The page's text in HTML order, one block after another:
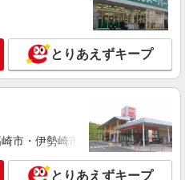
い者支援員さん募集★送迎・軽
月給240,000〜400,000円 ・基本
220,000円 ・資格手当：10,000〜
手当：10,000〜70,000円 ・処遇改
〜60,000円（勤続年数、保有資格
固定残業手当：20,000円（10時
時間を超過する場合には超過勤務
支給 ・夜勤手当：10,000円/1回
下記資格をお持ちの方
護基礎研修 ・初任者研修 ・実務
祉士 など
市
とりあえずキープ
市・伊勢崎市・太田市・館林市
とりあえずキープ